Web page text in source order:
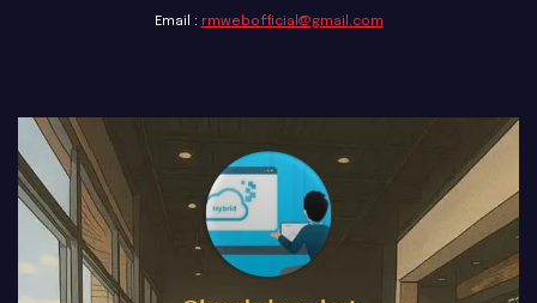
Email : rmwebofficial@gmail.com